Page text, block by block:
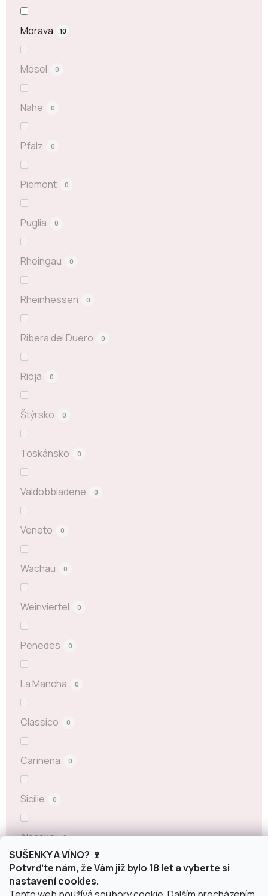
SUŠENKY A VÍNO? 🍷
Potvrďte nám, že Vám již bylo 18 let a vyberte si
nastavení cookies.
Morava 10
Mosel 0
Nahe 0
Pfalz 0
Piemont 0
Puglia 0
Rheingau 0
Rheinhessen 0
Ribera del Duero 0
Rioja 0
Štýrsko 0
Toskánsko 0
Valdobbiadene 0
Veneto 0
Wachau 0
Weinviertel 0
Penedes 0
La Mancha 0
Classico 0
Carinena 0
Sicílie 0
Alsasko 0
Šumivá vína podle původu